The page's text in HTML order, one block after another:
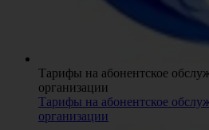
Тарифы на абонентское
организации
Тарифы на абонентское
организации